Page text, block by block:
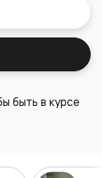
быть в курсе